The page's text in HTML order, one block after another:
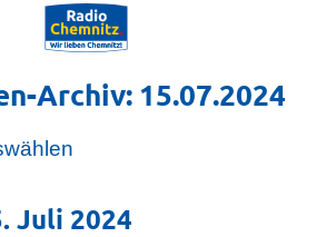
Archiv: 15.07.2024
Juli 2024